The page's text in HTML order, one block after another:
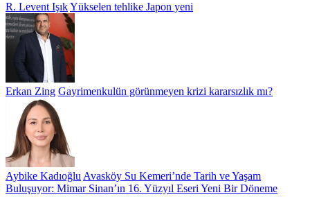
R. Levent IşıkYükselen tehlike Japon yeni
Erkan Zing Gayrimenkulün görünmeyen krizi kararsızlık mı?
Aybike KadıoğluAvasköy Su Kemeri’nde Tarih ve Yaşam
Buluşuyor: Mimar Sinan’ın 16. Yüzyıl Eseri Yeni Bir Döneme